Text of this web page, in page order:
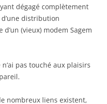
dégagé complètement
distribution
(vieux) modem Sagem
pas touché aux plaisirs
nombreux liens existent,